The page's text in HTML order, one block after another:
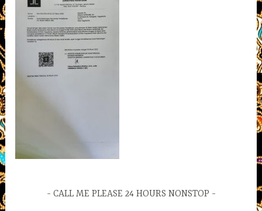
CALL ME PLEASE 24 HOURS NONSTOP